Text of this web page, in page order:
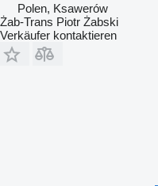
Polen, Ksawerów
Żab-Trans Piotr Żabski
Verkäufer kontaktieren